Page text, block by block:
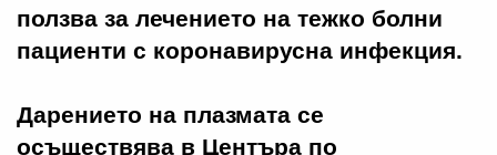
ползва за лечението на тежко болни
пациенти с коронавирусна инфекция.
Дарението на плазмата се
осъществява в Центъра по